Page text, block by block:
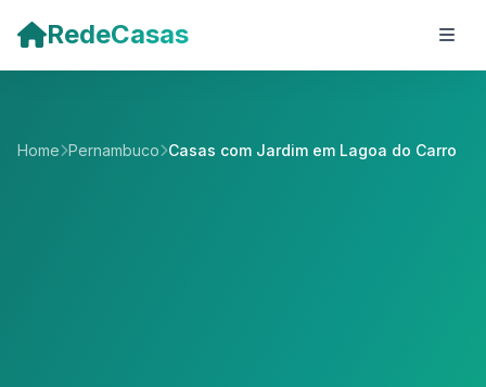
RedeCasas
Home Pernambuco Casas com Jardim em Lagoa do Carro